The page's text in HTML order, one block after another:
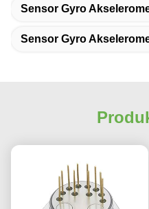
Sensor Gyro
Sensor Gyro